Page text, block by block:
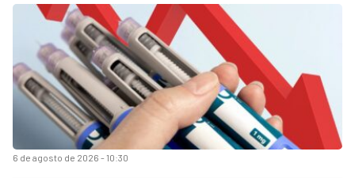
6 de agosto de 2026 - 10:30